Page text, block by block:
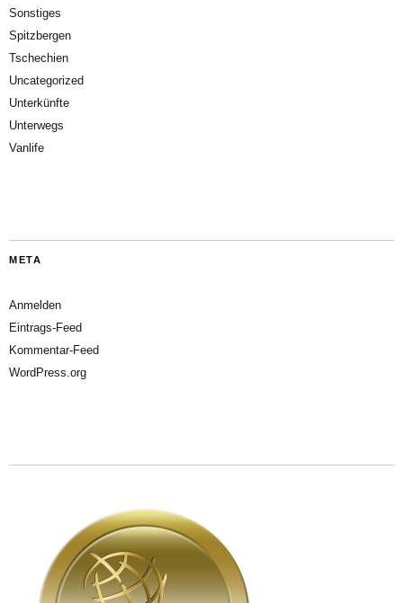
Sonstiges
Spitzbergen
Tschechien
Uncategorized
Unterkünfte
Unterwegs
Vanlife
META
Anmelden
Eintrags-Feed
Kommentar-Feed
WordPress.org